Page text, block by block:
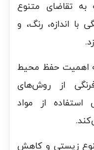
به تقاضای متنوع
با اندازه، رنگ، و
اهمیت حفظ محیط
از روش‌های
از مواد
زیستی و کاهش